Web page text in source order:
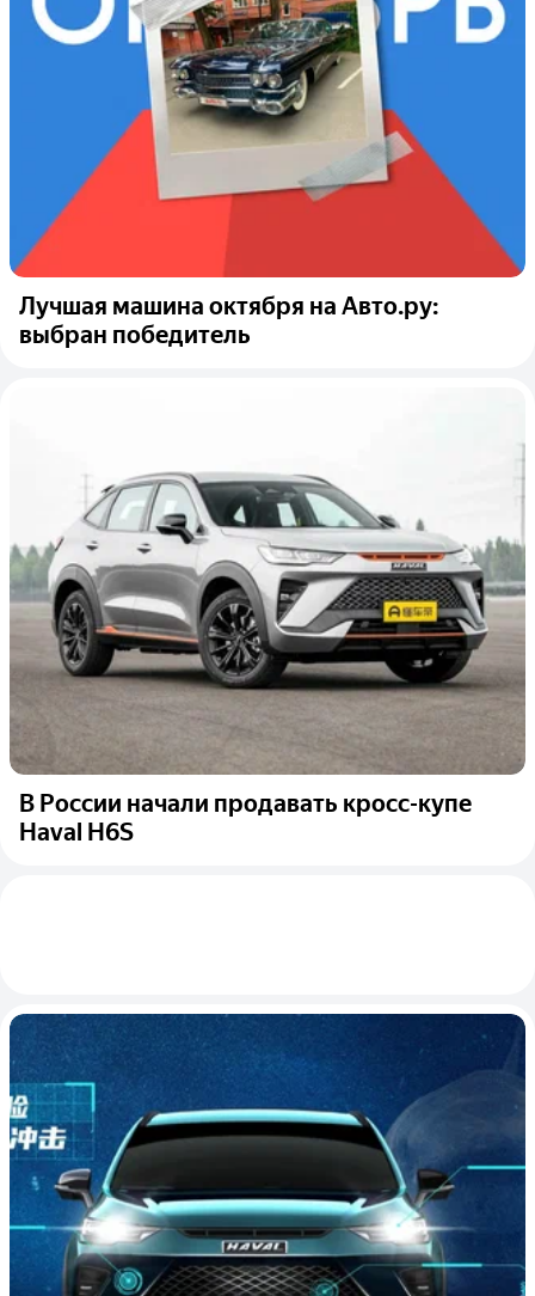
Лучшая машина октября на Авто.ру:
выбран победитель
В России начали продавать кросс-купе
Haval H6S